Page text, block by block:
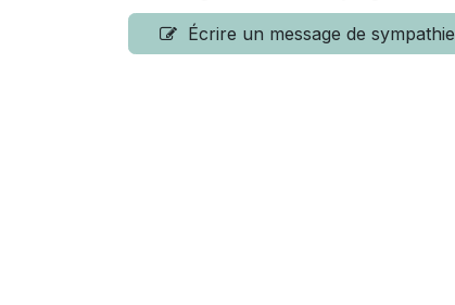
Écrire un message de sympathie